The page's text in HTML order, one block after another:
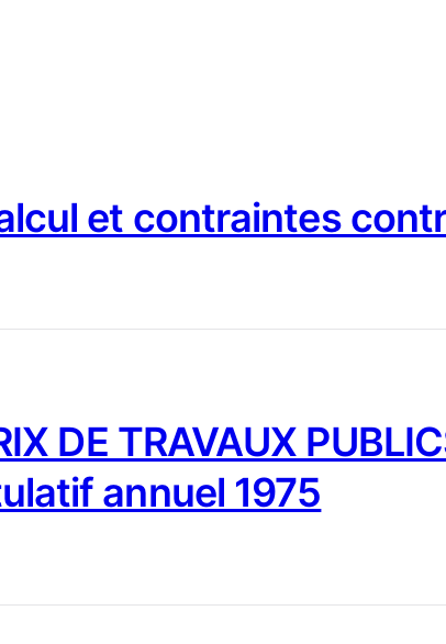
et contraintes
DE TRAVAUX
annuel 1975